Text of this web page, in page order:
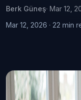
Berk Güneş· Mar 12,
Mar 12, 2026 · 22 min